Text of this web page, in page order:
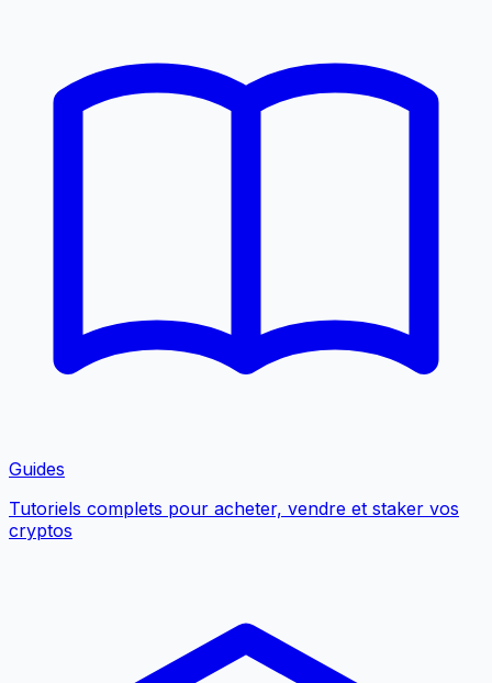
Guides
Tutoriels complets pour acheter, vendre et staker vos
cryptos